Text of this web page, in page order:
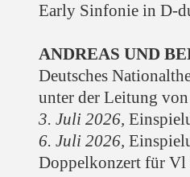
Early Sinfonie in D-
ANDREAS UND
Deutsches
unter der Leitung von
3. Juli 2026,
6. Juli 2026,
Doppelkonzert für Vl